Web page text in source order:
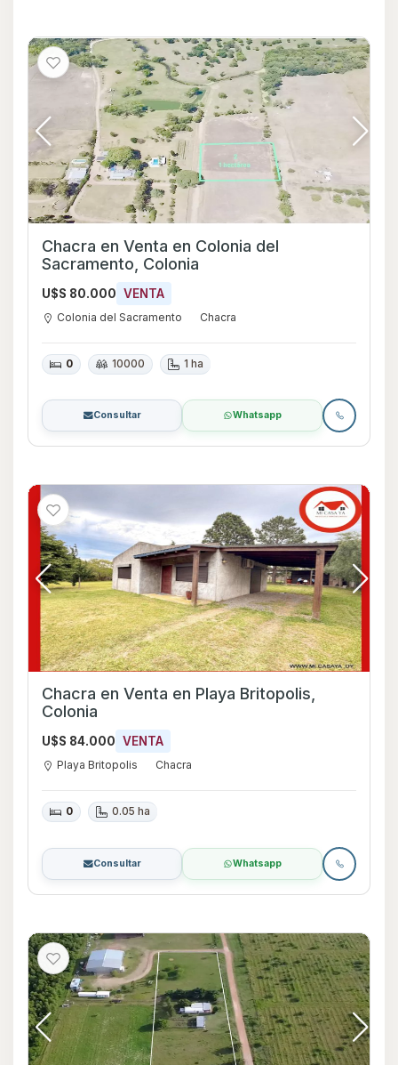
Chacra en Venta en Colonia del
Sacramento, Colonia
U$S 80.000 VENTA
Colonia del Sacramento Chacra
0 10000 1 ha
Consultar Whatsapp
Chacra en Venta en Playa Britopolis,
Colonia
U$S 84.000 VENTA
Playa Britopolis Chacra
0 0.05 ha
Consultar Whatsapp